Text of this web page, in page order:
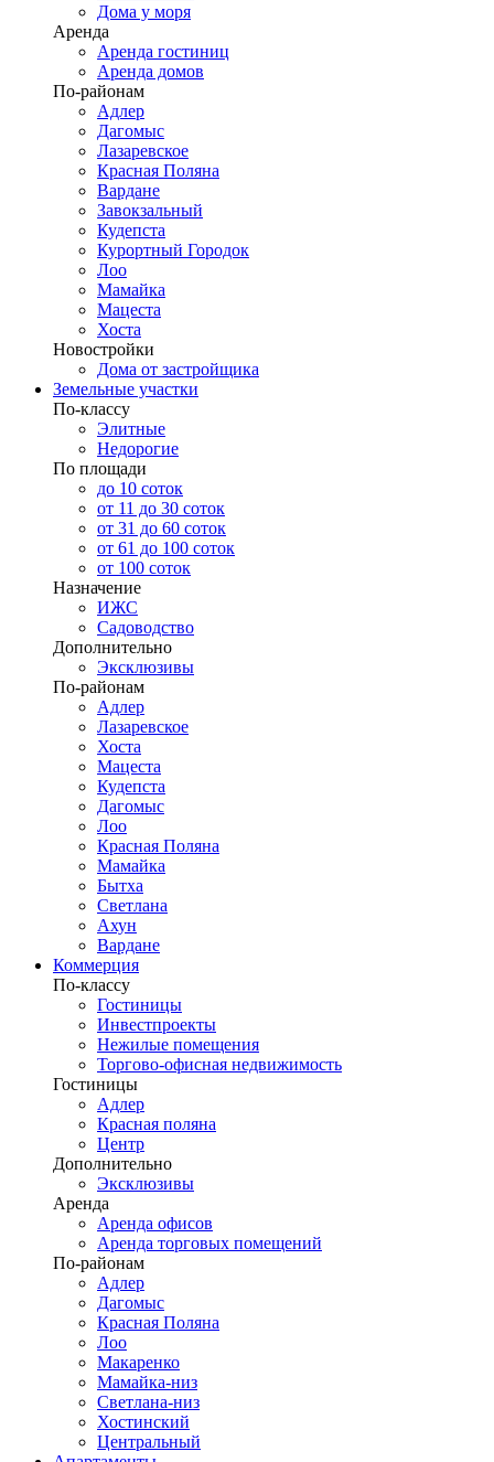
Дома у моря
Аренда
Аренда гостиниц
Аренда домов
По-районам
Адлер
Дагомыс
Лазаревское
Красная Поляна
Вардане
Завокзальный
Кудепста
Курортный Городок
Лоо
Мамайка
Мацеста
Хоста
Новостройки
Дома от застройщика
Земельные участки
По-классу
Элитные
Недорогие
По площади
до 10 соток
от 11 до 30 соток
от 31 до 60 соток
от 61 до 100 соток
от 100 соток
Назначение
ИЖС
Садоводство
Дополнительно
Эксклюзивы
По-районам
Адлер
Лазаревское
Хоста
Мацеста
Кудепста
Дагомыс
Лоо
Красная Поляна
Мамайка
Бытха
Светлана
Ахун
Вардане
Коммерция
По-классу
Гостиницы
Инвестпроекты
Нежилые помещения
Торгово-офисная недвижимость
Гостиницы
Адлер
Красная поляна
Центр
Дополнительно
Эксклюзивы
Аренда
Аренда офисов
Аренда торговых помещений
По-районам
Адлер
Дагомыс
Красная Поляна
Лоо
Макаренко
Мамайка-низ
Светлана-низ
Хостинский
Центральный